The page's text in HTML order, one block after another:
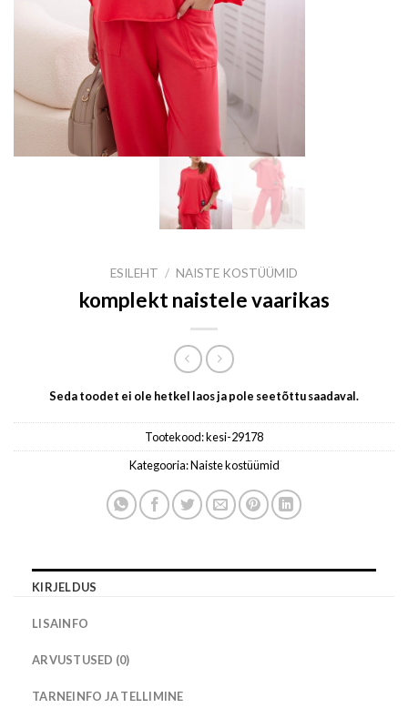
ESILEHT / NAISTE KOSTÜÜMID
komplekt naistele vaarikas
Seda toodet ei ole hetkel laos ja pole seetõttu saadaval.
Tootekood:kesi-29178
Kategooria:Naiste kostüümid
KIRJELDUS
LISAINFO
ARVUSTUSED (0)
TARNEINFO JA TELLIMINE